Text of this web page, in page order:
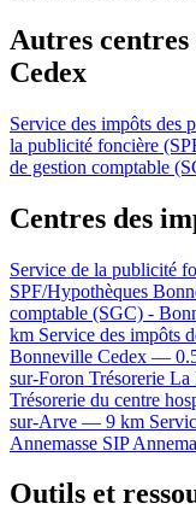
Autres
Cedex
Service des impôts des
la publicité foncière
de gestion comptable
Centres des
Service de la publicité
SPF/Hypothèques
comptable (SGC) -
km Service des impôts
Bonneville Cedex —
sur-Foron Trésorerie La
Trésorerie du centre
sur-Arve — 9 km
Annemasse SIP
Outils et